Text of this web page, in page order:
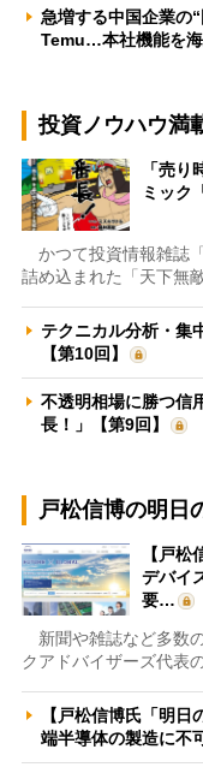
急増する中国企業の
Temu…本社機能を
投資ノウハウ満
「売
ミック
かつて投資情報雑誌
詰め込まれた「天下無
テクニカル分析・集
【第10回】
不透明相場に勝つ信
長！」【第9回】
戸松信博の明日
【戸
デバイ
要…
新聞や雑誌など多数
クアドバイザーズ代表
【戸松信博氏「明
端半導体の製造に不